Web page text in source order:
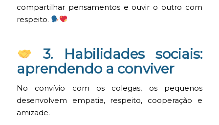
compartilhar pensamentos e ouvir o outro com
respeito.
3. Habilidades sociais:
aprendendo a conviver
No convívio com os colegas, os pequenos
desenvolvem empatia, respeito, cooperação e
amizade.